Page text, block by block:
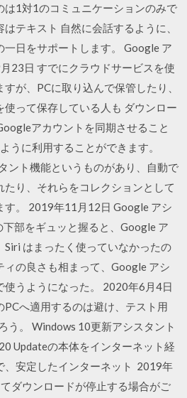
は1対1のコミュニケーションのみで
テキスト 自然に会話するように、
日をサポートします。 Google ア
23日 すでにクラウドサービスを使
が、PCに取り込んで保管したり、
使って保存している人も ダウンロー
アカウントを同期させること
うに利用することができます。
ント機能というものがあり、自動で
り、それらをコレクションとして
す。 2019年11月12日 Google アシ
部をギュッと握ると、Google ア
Siri はまったく使っていなかったの
ィの良さも相まって、Google アシ
使うようになった。 2020年6月4日
へ適用するのは避け、テスト用
う。 Windows 10更新アシスタント
Updateの本体をインターネット経
、安定したインターネット 2019年
ダウンロードが停止する場合がご